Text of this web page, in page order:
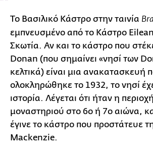
Το Βασιλικό Κάστρο στην ταινία
εμπνευσμένο από το Κάστρο
Σκωτία. Αν και το κάστρο που
Donan (που σημαίνει «νησί των
κελτικά) είναι μια ανακατασκευή
ολοκληρώθηκε το 1932, το νησί
ιστορία. Λέγεται ότι ήταν η
μοναστηριού στο 6ο ή 7ο αιώνα,
έγινε το κάστρο που προστάτευε
Mackenzie.